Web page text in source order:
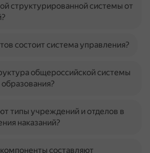
структурированной системы от
состоит система управления?
общероссийской системы
типы учреждений и отделов в
наказаний?
составляют